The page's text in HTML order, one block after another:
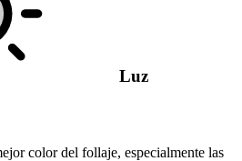
Luz
color del follaje, especialmente las